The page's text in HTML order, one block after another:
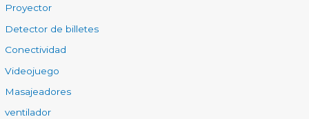
Proyector
Detector de billetes
Conectividad
Videojuego
Masajeadores
ventilador